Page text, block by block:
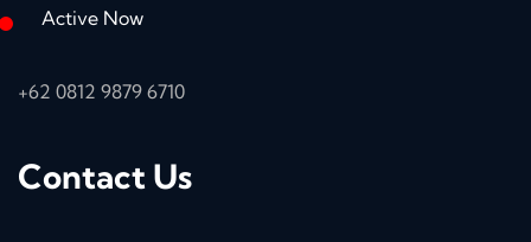
Active Now
+62 0812 9879 6710
Contact Us